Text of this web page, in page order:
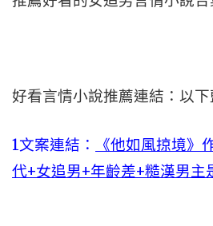
好看言情小說推薦連結：以
1文案連結：
《他如風掠境》
代+女追男+年齡差+糙漢男主